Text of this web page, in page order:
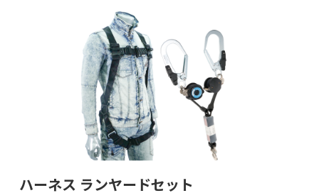
ハーネス ランヤードセット